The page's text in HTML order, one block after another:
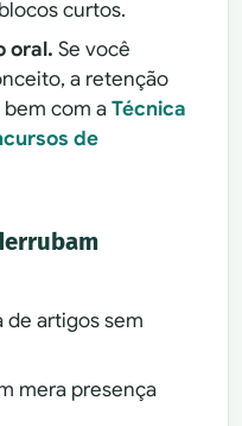
curtos.
oral. Se você
a retenção
bem com aTécnica
de
de artigos sem
mera presença